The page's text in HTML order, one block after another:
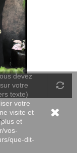
devez
votre
texte)
votre
visite et
et
vos-
que-dit-